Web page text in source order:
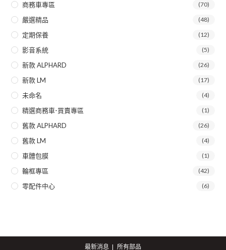
商務車專區 (70)
嚴選精品 (48)
定期保養 (12)
影音系統 (5)
新款 ALPHARD (26)
新款 LM (17)
未命名 (4)
精選商務車-買賣專區 (1)
舊款 ALPHARD (26)
舊款 LM (4)
車體包膜 (1)
輪框專區 (42)
零配件中心 (6)
最新消息 所有部品